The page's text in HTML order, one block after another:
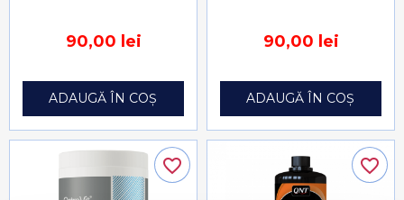
90,00 lei
ADAUGĂ ÎN COȘ
90,00 lei
ADAUGĂ ÎN COȘ
favorite_border favorite_border